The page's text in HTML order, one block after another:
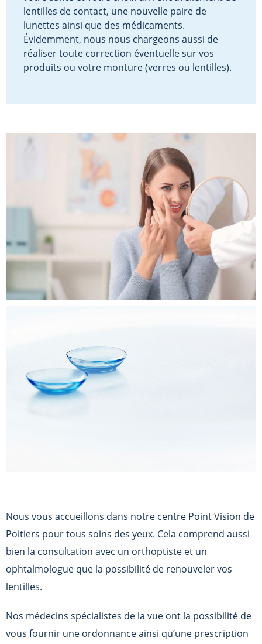
lentilles de contact, une nouvelle paire de
lunettes ainsi que des médicaments.
Évidemment, nous nous chargeons aussi de
réaliser toute correction éventuelle sur vos
produits ou votre monture (verres ou lentilles).
Nous vous accueillons dans notre centre Point Vision de
Poitiers pour tous soins des yeux. Cela comprend aussi
bien la consultation avec un orthoptiste et un
ophtalmologue que la possibilité de renouveler vos
lentilles.
Nos médecins spécialistes de la vue ont la possibilité de
vous fournir une ordonnance ainsi qu’une prescription